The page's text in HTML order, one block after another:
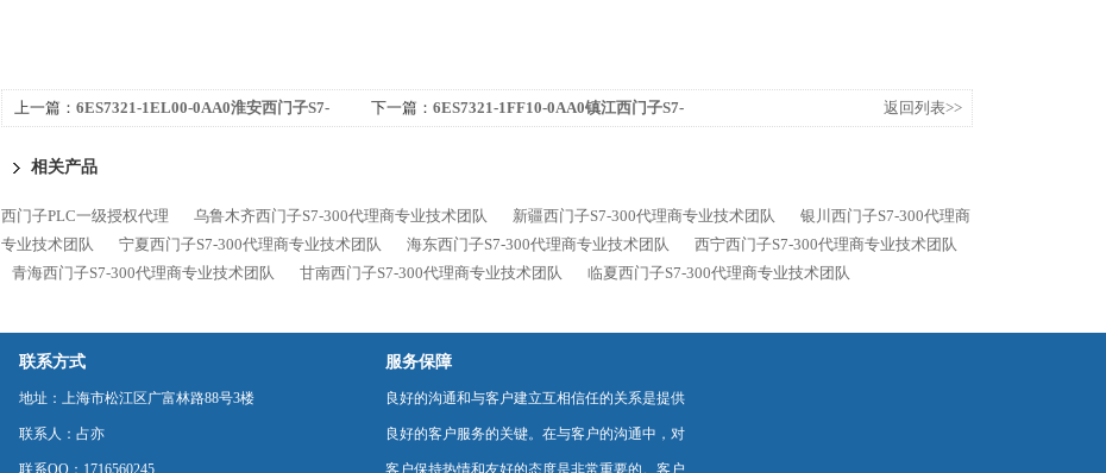
上一篇： 6ES7321-1EL00-0AA0淮安西门子S7-
下一篇： 6ES7321-1FF10-0AA0镇江西门子S7-
返回列表>>
相关产品
西门子PLC一级授权代理 乌鲁木齐西门子S7-300代理商专业技术团队 新疆西门子S7-300代理商专业技术团队
银川西门子S7-300代理商
专业技术团队
宁夏西门子S7-300代理商专业技术团队 海东西门子S7-300代理商专业技术团队
西宁西门子S7-300代理商专业技术团队
青海西门子S7-300代理商专业技术团队
甘南西门子S7-300代理商专业技术团队 临夏西门子S7-300代理商专业技术团队
联系方式
地址：上海市松江区广富林路88号3楼
联系人：占亦
联系QQ：1716560245
服务保障
良好的沟通和与客户建立互相信任的关系是提供
良好的客户服务的关键。在与客户的沟通中，对
客户保持热情和友好的态度是非常重要的。客户